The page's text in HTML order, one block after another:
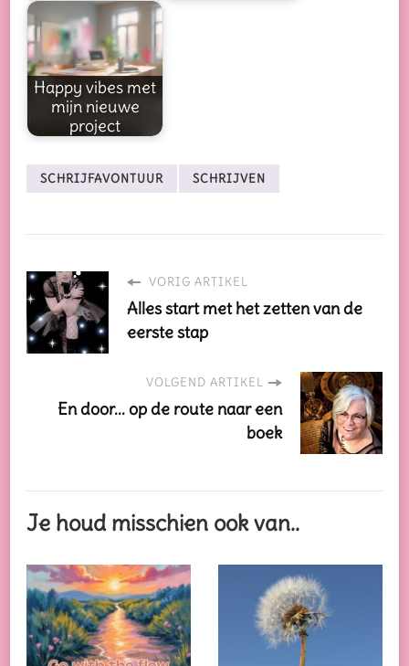
Happy vibes met
mijn nieuwe
project
SCHRIJFAVONTUUR SCHRIJVEN
VORIG ARTIKEL
Alles start met het zetten van de
eerste stap
VOLGEND ARTIKEL
En door... op de route naar een
boek
Je houd misschien ook van..